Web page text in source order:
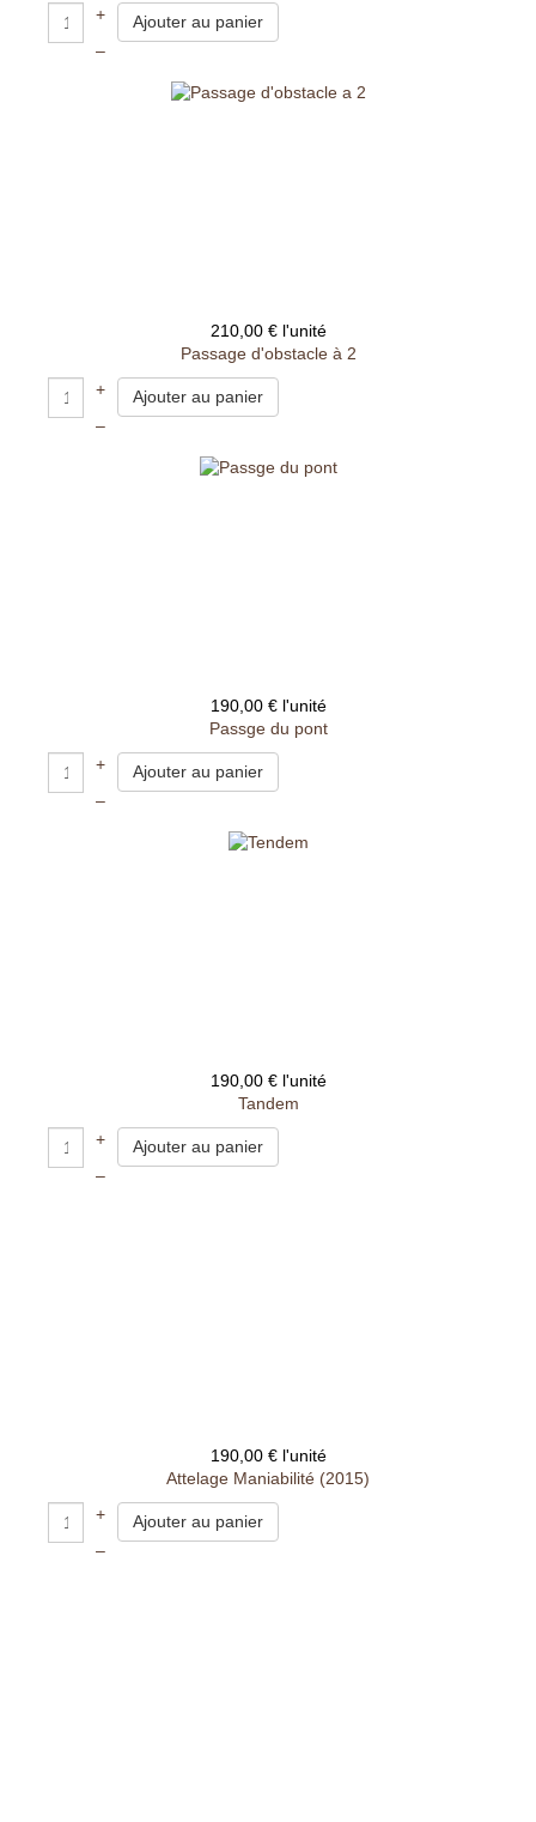
+
–
210,00 € l'unité
Passage d'obstacle à 2
+
–
190,00 € l'unité
Passge du pont
+
–
190,00 € l'unité
Tandem
+
–
190,00 € l'unité
Attelage Maniabilité (2015)
+
–